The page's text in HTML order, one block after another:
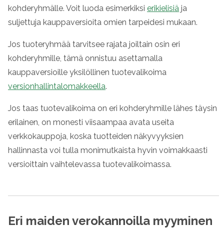
kohderyhmälle. Voit luoda esimerkiksi erikielisiä ja
suljettuja kauppaversioita omien tarpeidesi mukaan.
Jos tuoteryhmää tarvitsee rajata joiltain osin eri
kohderyhmille, tämä onnistuu asettamalla
kauppaversioille yksilöllinen tuotevalikoima
versionhallintalomakkeella.
Jos taas tuotevalikoima on eri kohderyhmille lähes täysin
erilainen, on monesti viisaampaa avata useita
verkkokauppoja, koska tuotteiden näkyvyyksien
hallinnasta voi tulla monimutkaista hyvin voimakkaasti
versioittain vaihtelevassa tuotevalikoimassa.
Eri maiden verokannoilla myyminen